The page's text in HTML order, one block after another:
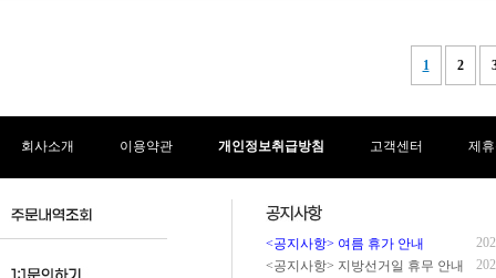
회사소개 이용약관 개인정보취급방침 고객센터 제
<공지사항> 여름 휴가 안내
<공지사항> 지방선거일 휴무 안내